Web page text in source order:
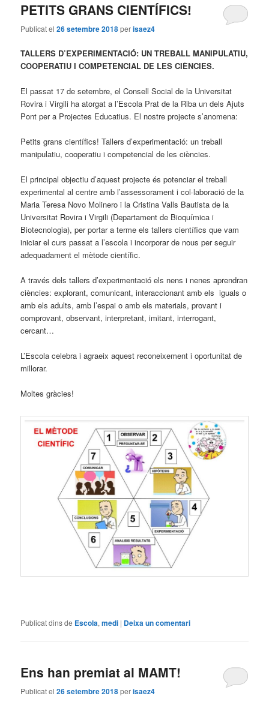
PETITS GRANS CIENTÍFICS!
Publicat el26 setembre 2018perisaez4
TALLERS D’EXPERIMENTACIÓ: UN TREBALL MANIPULATIU,
COOPERATIU I COMPETENCIAL DE LES CIÈNCIES.
El passat 17 de setembre, el Consell Social de la Universitat
Rovira i Virgili ha atorgat a l’Escola Prat de la Riba un dels Ajuts
Pont per a Projectes Educatius. El nostre projecte s’anomena:
Petits grans científics! Tallers d’experimentació: un treball
manipulatiu, cooperatiu i competencial de les ciències.
El principal objectiu d’aquest projecte és potenciar el treball
experimental al centre amb l’assessorament i col·laboració de la
Maria Teresa Novo Molinero i la Cristina Valls Bautista de la
Universitat Rovira i Virgili (Departament de Bioquímica i
Biotecnologia), per portar a terme els tallers científics que vam
iniciar el curs passat a l’escola i incorporar de nous per seguir
adequadament el mètode científic.
A través dels tallers d’experimentació els nens i nenes aprendran
ciències: explorant, comunicant, interaccionant amb els iguals o
amb els adults, amb l’espai o amb els materials, provant i
comprovant, observant, interpretant, imitant, interrogant,
cercant…
L’Escola celebra i agraeix aquest reconeixement i oportunitat de
millorar.
Moltes gràcies!
Publicat dins de Escola,medi | Deixa un comentari
Ens han premiat al MAMT!
Publicat el26 setembre 2018perisaez4